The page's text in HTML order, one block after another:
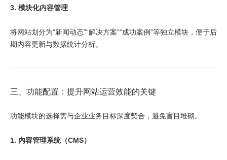
3. 模块化内容管理
将网站划分为“新闻动态”“解决方案”“成功案例”等独立模块，便于后
期内容更新与数据统计分析。
三、功能配置：提升网站运营效能的关键
功能模块的选择需与企业业务目标深度契合，避免盲目堆砌。
1. 内容管理系统（CMS）